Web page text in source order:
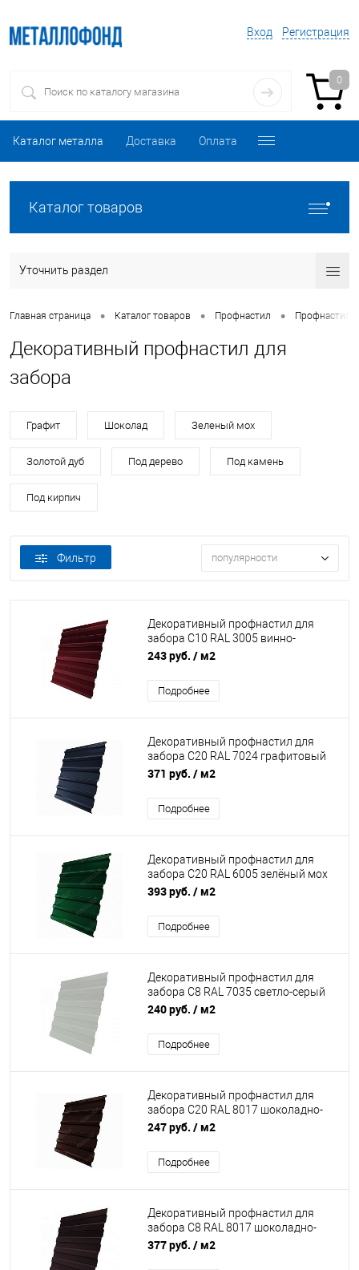
Вход Регистрация
0
Каталог металла Доставка Оплата
Каталог товаров
Уточнить раздел
Главная страница • Каталог товаров • Профнастил • Профнастил
Декоративный профнастил для
забора
Графит Шоколад Зеленый мох
Золотой дуб Под дерево Под камень
Под кирпич
Фильтр популярности
Декоративный профнастил для
забора С10 RAL 3005 винно-
красный Полиэстер Grand Line
243 руб. / м2
Подробнее
Декоративный профнастил для
забора С20 RAL 7024 графитовый
серый 0,45 мм Полиэстер-double
371 руб. / м2
Подробнее
Декоративный профнастил для
забора С20 RAL 6005 зелёный мох
0,45 мм Drap Grand Line
393 руб. / м2
Подробнее
Декоративный профнастил для
забора С8 RAL 7035 светло-серый
эконом
240 руб. / м2
Подробнее
Декоративный профнастил для
забора С20 RAL 8017 шоколадно-
коричневый Полиэстер Grand Line
247 руб. / м2
Подробнее
Декоративный профнастил для
забора С8 RAL 8017 шоколадно-
коричневый 0,45 мм Drap Grand Line
377 руб. / м2